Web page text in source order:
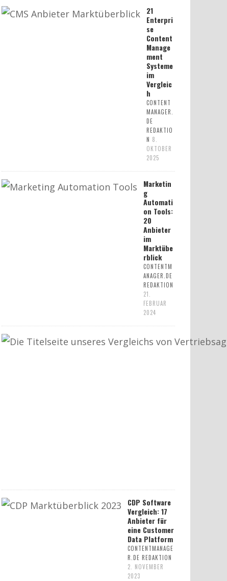
21
Enterpri
se
Content
Manage
ment
Systeme
im
Vergleic
h
CONTENT
MANAGER.
DE
REDAKTIO
N 8.
OKTOBER
2025
Marketin
g
Automati
on Tools:
20
Anbieter
im
Marktübe
rblick
CONTENTM
ANAGER.DE
REDAKTION
21.
FEBRUAR
2024
CDP Software
Vergleich: 17
Anbieter für
eine Customer
Data Platform
CONTENTMANAGE
R.DE REDAKTION
2. NOVEMBER
2023